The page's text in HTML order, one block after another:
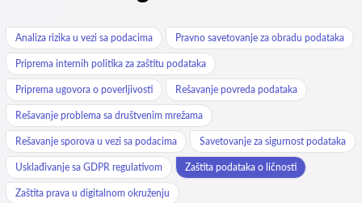
Analiza rizika u vezi sa podacima Pravno savetovanje za obradu podataka
Priprema internih politika za zaštitu podataka
Priprema ugovora o poverljivosti Rešavanje povreda podataka
Rešavanje problema sa društvenim mrežama
Rešavanje sporova u vezi sa podacima Savetovanje za sigurnost podataka
Usklađivanje sa GDPR regulativom Zaštita podataka o ličnosti
Zaštita prava u digitalnom okruženju